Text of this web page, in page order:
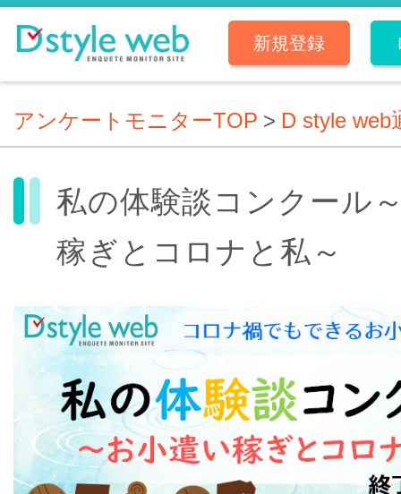
新規登録
アンケートモニターTOP > D style web
私の体験談コンクール
稼ぎとコロナと私～